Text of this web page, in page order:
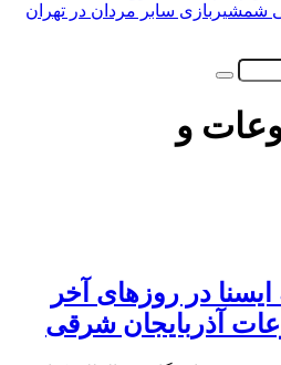
شمشیربازی سابر مردان در تهران
جستجو
و
در روزهای آخر
آذربایجان‌ شرقی